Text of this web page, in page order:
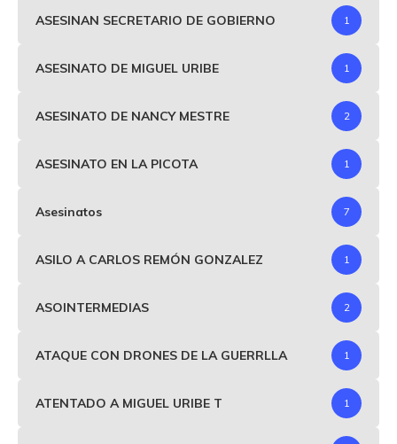
ASESINAN SECRETARIO DE GOBIERNO 1
ASESINATO DE MIGUEL URIBE 1
ASESINATO DE NANCY MESTRE 2
ASESINATO EN LA PICOTA 1
Asesinatos 7
ASILO A CARLOS REMÓN GONZALEZ 1
ASOINTERMEDIAS 2
ATAQUE CON DRONES DE LA GUERRLLA 1
ATENTADO A MIGUEL URIBE T 1